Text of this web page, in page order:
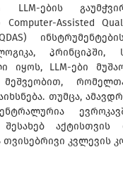
LLM-ების
Assisted
პრინციპში,
იყოს, LLM-ები
მეშვეობით,
თუმცა,
აქტისთვის
კვლევის